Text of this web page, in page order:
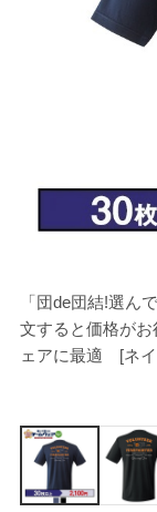
「団de団結!選ん
文すると価格が
ェアに最適 [ネイ